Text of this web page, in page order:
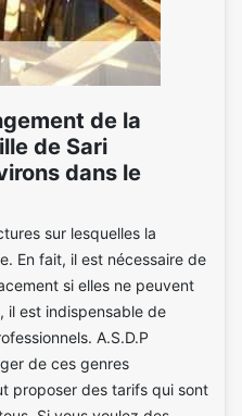
de la
de Sari
dans le
sur lesquelles la
En fait, il est nécessaire de
si elles ne peuvent
il est indispensable de
A.S.D.P
de ces genres
proposer des tarifs qui sont